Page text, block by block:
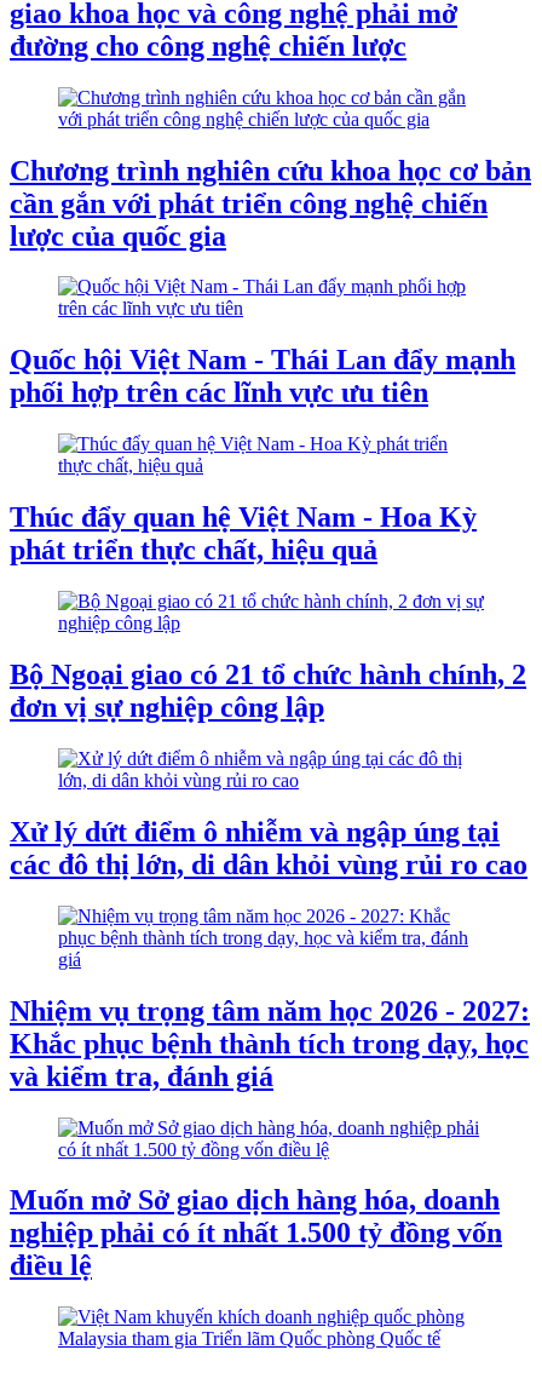
giao khoa học và công nghệ phải mở
đường cho công nghệ chiến lược
Chương trình nghiên cứu khoa học cơ bản
cần gắn với phát triển công nghệ chiến
lược của quốc gia
Quốc hội Việt Nam - Thái Lan đẩy mạnh
phối hợp trên các lĩnh vực ưu tiên
Thúc đẩy quan hệ Việt Nam - Hoa Kỳ
phát triển thực chất, hiệu quả
Bộ Ngoại giao có 21 tổ chức hành chính, 2
đơn vị sự nghiệp công lập
Xử lý dứt điểm ô nhiễm và ngập úng tại
các đô thị lớn, di dân khỏi vùng rủi ro cao
Nhiệm vụ trọng tâm năm học 2026 - 2027:
Khắc phục bệnh thành tích trong dạy, học
và kiểm tra, đánh giá
Muốn mở Sở giao dịch hàng hóa, doanh
nghiệp phải có ít nhất 1.500 tỷ đồng vốn
điều lệ